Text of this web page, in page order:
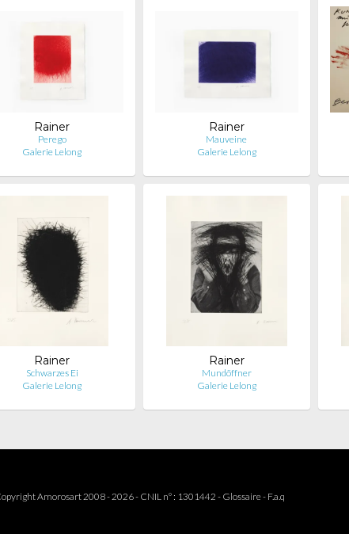
Rainer
Perego
Galerie Lelong
Rainer
Mauveine
Galerie Lelong
Rainer
Schwarzes Ei
Galerie Lelong
Rainer
Mundöffner
Galerie Lelong
Amorosart 2008 - 2026 - CNIL n° : 1301442 - Glossaire- F.a.q